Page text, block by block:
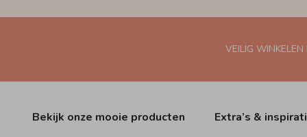
VEILIG WINKELEN
Bekijk onze mooie producten Extra’s &